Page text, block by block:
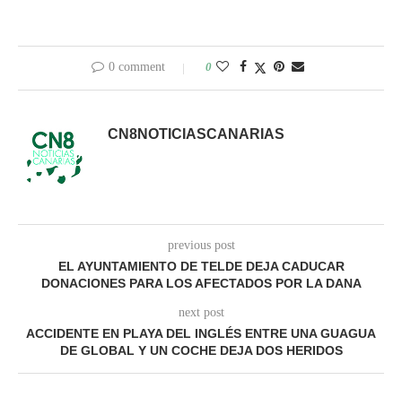
0 comment 0
CN8NOTICIASCANARIAS
previous post
EL AYUNTAMIENTO DE TELDE DEJA CADUCAR
DONACIONES PARA LOS AFECTADOS POR LA DANA
next post
ACCIDENTE EN PLAYA DEL INGLÉS ENTRE UNA GUAGUA
DE GLOBAL Y UN COCHE DEJA DOS HERIDOS